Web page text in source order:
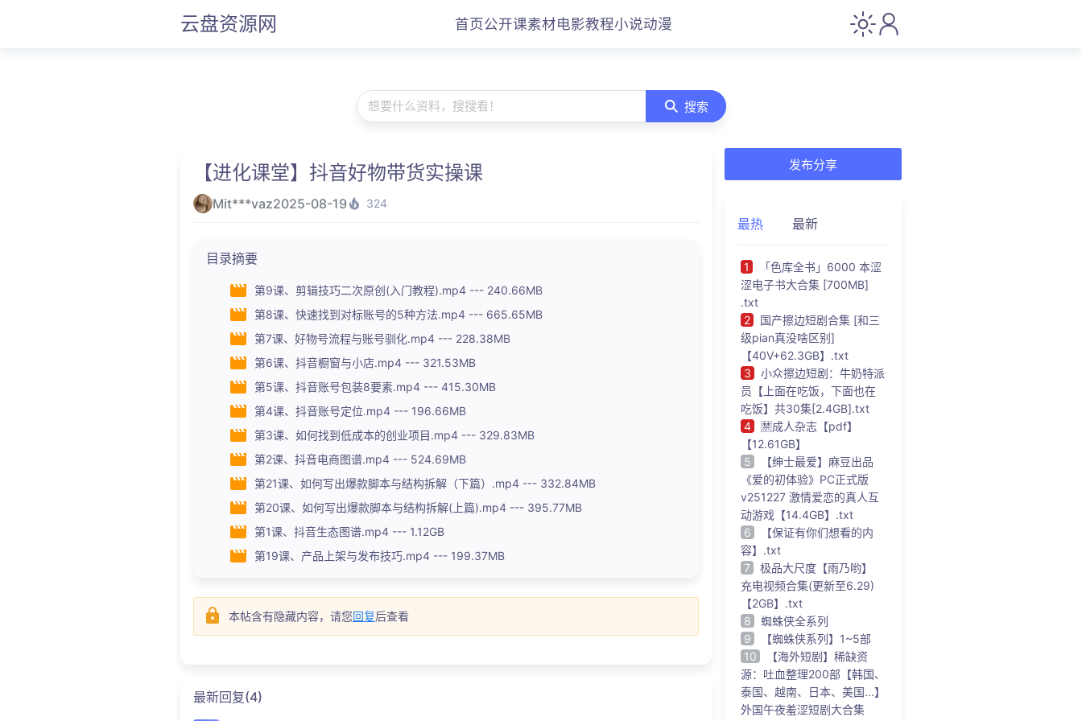
云盘资源网 首页公开课素材电影教程小说动漫
想要什么资料，搜搜看！ 搜索
【进化课堂】抖音好物带货实操课
Mit***vaz2025-08-19 324
目录摘要
第9课、剪辑技巧二次原创(入门教程).mp4 --- 240.66MB
第8课、快速找到对标账号的5种方法.mp4 --- 665.65MB
第7课、好物号流程与账号驯化.mp4 --- 228.38MB
第6课、抖音橱窗与小店.mp4 --- 321.53MB
第5课、抖音账号包装8要素.mp4 --- 415.30MB
第4课、抖音账号定位.mp4 --- 196.66MB
第3课、如何找到低成本的创业项目.mp4 --- 329.83MB
第2课、抖音电商图谱.mp4 --- 524.69MB
第21课、如何写出爆款脚本与结构拆解（下篇）.mp4 --- 332.84MB
第20课、如何写出爆款脚本与结构拆解(上篇).mp4 --- 395.77MB
第1课、抖音生态图谱.mp4 --- 1.12GB
第19课、产品上架与发布技巧.mp4 --- 199.37MB
本帖含有隐藏内容，请您回复后查看
最新回复(4)
发布分享
最热 最新
1
「色库全书」6000 本涩
涩电子书大合集 [700MB]
.txt
2
国产擦边短剧合集 [和三
级pian真没啥区别]
【40V+62.3GB】.txt
3
小众擦边短剧：牛奶特派
员【上面在吃饭，下面也在
吃饭】共30集[2.4GB].txt
4
🈲成人杂志【pdf】
【12.61GB】
5
【绅士最爱】麻豆出品
《爱的初体验》PC正式版
v251227 激情爱恋的真人互
动游戏【14.4GB】.txt
6
【保证有你们想看的内
容】.txt
7
极品大尺度【雨乃哟】
充电视频合集(更新至6.29)
【2GB】.txt
8
蜘蛛侠全系列
9
【蜘蛛侠系列】1~5部
10
【海外短剧】稀缺资
源：吐血整理200部【韩国、
泰国、越南、日本、美国...】
外国午夜羞涩短剧大合集